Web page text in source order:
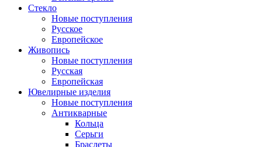
Стекло
Новые поступления
Русское
Европейское
Живопись
Новые поступления
Русская
Европейская
Ювелирные изделия
Новые поступления
Антикварные
Кольца
Серьги
Браслеты